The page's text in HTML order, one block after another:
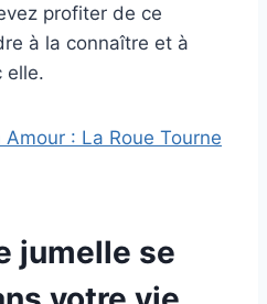
profiter de ce
à la connaître et à
elle.
Amour : La Roue Tourne
jumelle se